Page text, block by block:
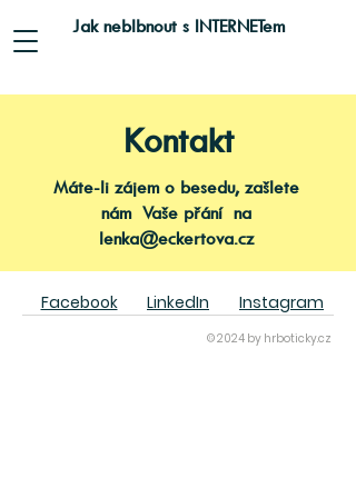
Jak neblbnout s INTERNETem
Kontakt
Máte-li zájem o besedu, zašlete
nám Vaše přání na
lenka@eckertova.cz
Facebook LinkedIn Instagram
© 2024 by hrboticky.cz